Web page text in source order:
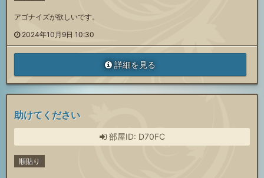
アゴナイズが欲しいです。
2024年10月9日 10:30
詳細を見る
助けてください
部屋ID: D70FC
順貼り